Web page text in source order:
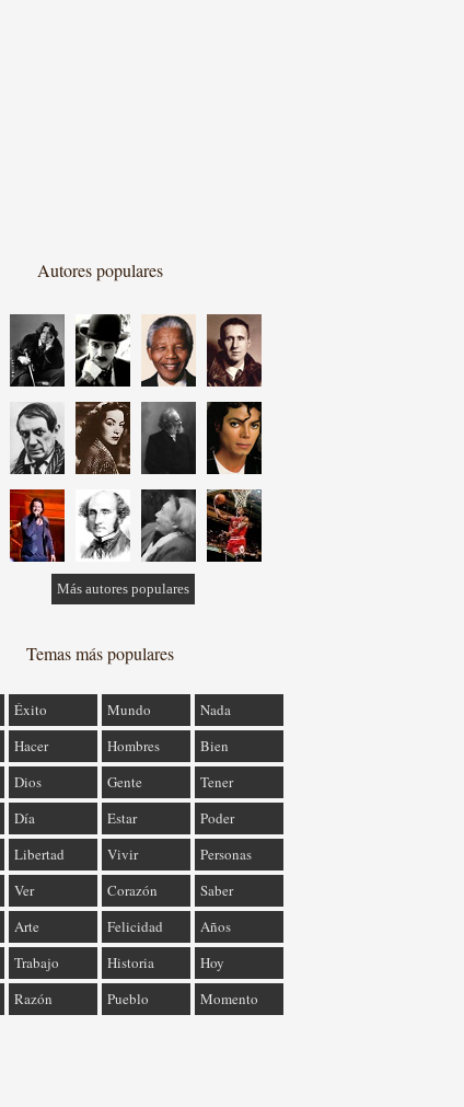
Autores populares
Más autores populares
Temas más populares
Éxito Mundo
Nada
Hacer Hombres
Bien
Dios Gente
Tener
Día Estar
Poder
Libertad Vivir
Personas
Ver Corazón
Saber
Arte Felicidad
Años
Trabajo Historia
Hoy
Razón Pueblo Momento